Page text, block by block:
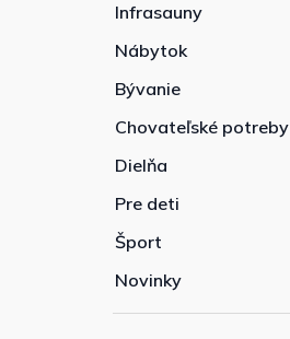
Infrasauny
Nábytok
Bývanie
Chovateľské potreby
Dielňa
Pre deti
Šport
Novinky